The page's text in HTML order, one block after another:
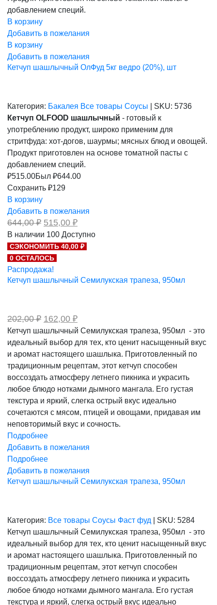
добавлением специй.
В корзину
Добавить в пожелания
В корзину
Добавить в пожелания
Кетчуп шашлычный ОлФуд 5кг ведро (20%), шт
Категория: Бакалея Все товары Соусы SKU: 5736
Кетчуп OLFOOD шашлычный - готовый к
употреблению продукт, широко применим для
стритфуда: хот-догов, шаурмы; мясных блюд и овощей.
Продукт приготовлен на основе томатной пасты с
добавлением специй.
₽515.00Был ₽644.00
Сохранить ₽129
В корзину
Добавить в пожелания
644,00₽ Первоначальная
цена
составляла
644,00 ₽.
515,00 ₽Текущая
515,00 ₽.
В наличии 100 Доступно
СЭКОНОМИТЬ 40,00 ₽
0 ОСТАЛОСЬ
Распродажа!
Кетчуп шашлычный Семилукская трапеза, 950мл
202,00₽ Первоначальная
составляла
202,00 ₽.
162,00 ₽Текущая
цена:
162,00 ₽.
Кетчуп шашлычный Семилукская трапеза, 950мл - это
идеальный выбор для тех, кто ценит насыщенный вкус
и аромат настоящего шашлыка. Приготовленный по
традиционным рецептам, этот кетчуп способен
воссоздать атмосферу летнего пикника и украсить
любое блюдо нотками дымного мангала. Его густая
текстура и яркий, слегка острый вкус идеально
сочетаются с мясом, птицей и овощами, придавая им
неповторимый вкус и сочность.
Подробнее
Добавить в пожелания
Подробнее
Добавить в пожелания
Кетчуп шашлычный Семилукская трапеза, 950мл
Категория: Все товары Соусы Фаст фуд SKU: 5284
Кетчуп шашлычный Семилукская трапеза, 950мл - это
идеальный выбор для тех, кто ценит насыщенный вкус
и аромат настоящего шашлыка. Приготовленный по
традиционным рецептам, этот кетчуп способен
воссоздать атмосферу летнего пикника и украсить
любое блюдо нотками дымного мангала. Его густая
текстура и яркий, слегка острый вкус идеально